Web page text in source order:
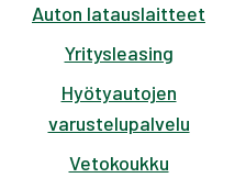
Auton latauslaitteet
Yritysleasing
Hyötyautojen
varustelupalvelu
Vetokoukku